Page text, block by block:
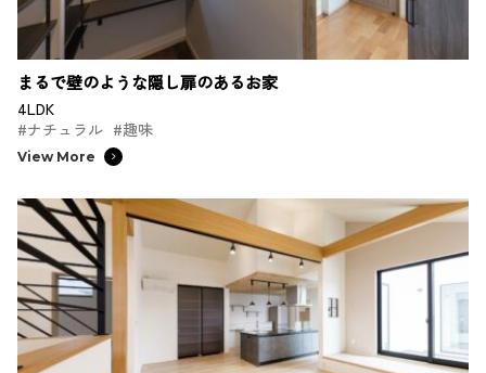
まるで壁のような隠し扉のあるお家
4LDK
#ナチュラル #趣味
View More